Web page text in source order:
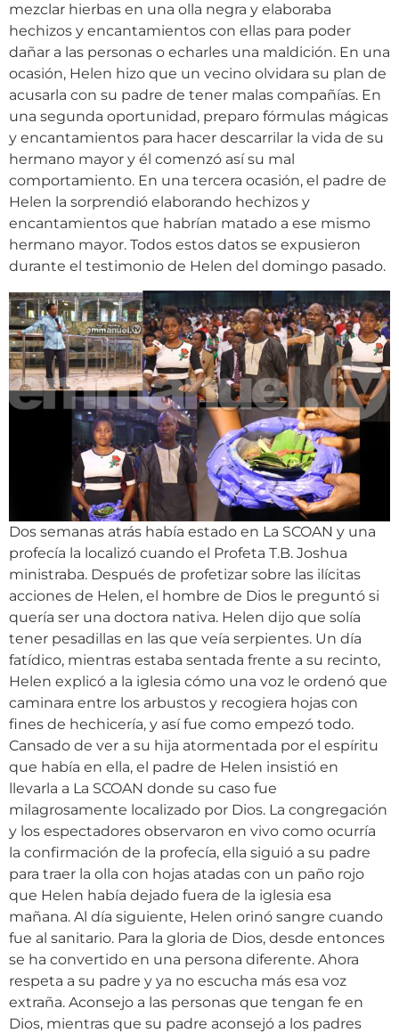
mezclar hierbas en una olla negra y elaboraba
hechizos y encantamientos con ellas para poder
dañar a las personas o echarles una maldición. En una
ocasión, Helen hizo que un vecino olvidara su plan de
acusarla con su padre de tener malas compañías. En
una segunda oportunidad, preparo fórmulas mágicas
y encantamientos para hacer descarrilar la vida de su
hermano mayor y él comenzó así su mal
comportamiento. En una tercera ocasión, el padre de
Helen la sorprendió elaborando hechizos y
encantamientos que habrían matado a ese mismo
hermano mayor. Todos estos datos se expusieron
durante el testimonio de Helen del domingo pasado.
Dos semanas atrás había estado en La SCOAN y una
profecía la localizó cuando el Profeta T.B. Joshua
ministraba. Después de profetizar sobre las ilícitas
acciones de Helen, el hombre de Dios le preguntó si
quería ser una doctora nativa. Helen dijo que solía
tener pesadillas en las que veía serpientes. Un día
fatídico, mientras estaba sentada frente a su recinto,
Helen explicó a la iglesia cómo una voz le ordenó que
caminara entre los arbustos y recogiera hojas con
fines de hechicería, y así fue como empezó todo.
Cansado de ver a su hija atormentada por el espíritu
que había en ella, el padre de Helen insistió en
llevarla a La SCOAN donde su caso fue
milagrosamente localizado por Dios. La congregación
y los espectadores observaron en vivo como ocurría
la confirmación de la profecía, ella siguió a su padre
para traer la olla con hojas atadas con un paño rojo
que Helen había dejado fuera de la iglesia esa
mañana. Al día siguiente, Helen orinó sangre cuando
fue al sanitario. Para la gloria de Dios, desde entonces
se ha convertido en una persona diferente. Ahora
respeta a su padre y ya no escucha más esa voz
extraña. Aconsejo a las personas que tengan fe en
Dios, mientras que su padre aconsejó a los padres